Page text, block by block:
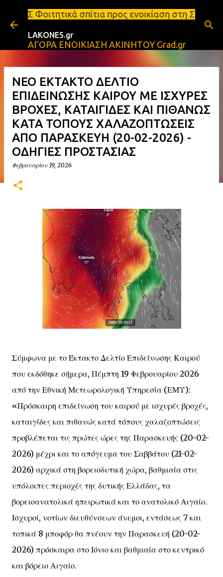
Μετάβαση στο κύριο περιεχόμενο
σπίτια προς ενοικίαση στη Σπάρτη
LAKONES.gr
ΑΓΟΡΑ ΕΝΟΙΚΙΑΣΗ ΑΚΙΝΗΤΟΥ Grad.gr
NEO ΕΚΤΑΚΤΟ ΔΕΛΤΙΟ
ΕΠΙΔΕΙΝΩΣΗΣ ΚΑΙΡΟΥ ΜΕ ΙΣΧΥΡΕΣ
ΒΡΟΧΕΣ, ΚΑΤΑΙΓΙΔΕΣ ΚΑΙ ΠΙΘΑΝΩΣ
ΚΑΤΑ ΤΟΠΟΥΣ ΧΑΛΑΖΟΠΤΩΣΕΙΣ
ΑΠΟ ΠΑΡΑΣΚΕΥΗ (20-02-2026) -
ΟΔΗΓΙΕΣ ΠΡΟΣΤΑΣΙΑΣ
Φεβρουαρίου 19, 2026
Σύμφωνα με το Έκτακτο Δελτίο Επιδείνωσης Καιρού
που εκδόθηκε σήμερα, Πέμπτη 19 Φεβρουαρίου 2026
από την Εθνική Μετεωρολογική Υπηρεσία (ΕΜΥ):
«Πρόσκαιρη επιδείνωση του καιρού με ισχυρές βροχές,
καταιγίδες και πιθανώς κατά τόπους χαλαζοπτώσεις
προβλέπεται τις πρώτες ώρες της Παρασκευής (20-02-
2026) μέχρι και το απόγευμα του Σαββάτου (21-02-
2026) αρχικά στη βορειοδυτική χώρα, βαθμιαία στις
υπόλοιπες περιοχές της δυτικής Ελλάδας, τα
βορειοανατολικά ηπειρωτικά και το ανατολικό Αιγαίο.
Ισχυροί, νοτίων διευθύνσεων άνεμοι, εντάσεως 7 και
τοπικά 8 μποφόρ θα πνέουν την Παρασκευή (20-02-
2026) πρόσκαιρα στο Ιόνιο και βαθμιαία στο κεντρικό
και βόρειο Αιγαίο.